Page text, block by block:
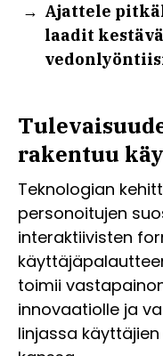
Ajattele
laadit
rakentuu
Teknologian
personoitujen
interaktiivisten
toimii
innovaatiolle ja
linjassa